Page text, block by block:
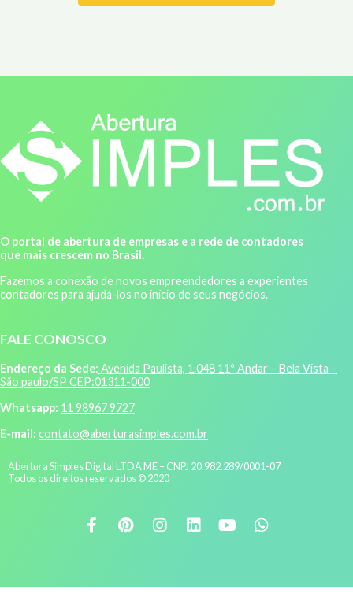
O portal de abertura de empresas e a rede de contadores
que mais crescem no Brasil.
Fazemos a conexão de novos empreendedores a experientes
contadores para ajudá-los no início de seus negócios.
FALE CONOSCO
Endereço da Sede: Avenida Paulista, 1.048 11º Andar – Bela Vista –
São paulo/SP CEP:01311-000
Whatsapp: 11 98967 9727
E-mail: contato@aberturasimples.com.br
Abertura Simples Digital LTDA ME – CNPJ 20.982.289/0001-07
Todos os direitos reservados © 2020